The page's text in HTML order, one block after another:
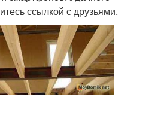
ссылкой с друзьями.